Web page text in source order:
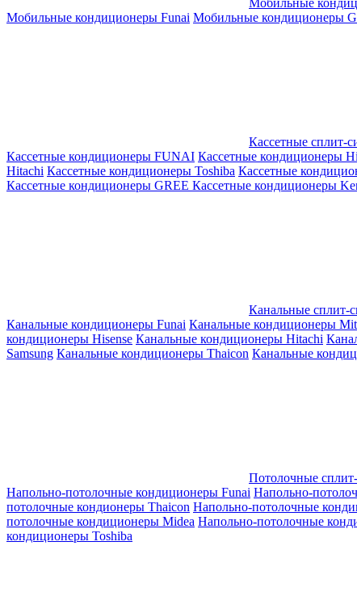
Мобильные
Мобильные кондиционеры Funai Мобильные кондиционеры
Кассетные сплит-
Кассетные кондиционеры FUNAI Кассетные кондиционеры
Hitachi Кассетные кондиционеры Toshiba Кассетные
Кассетные кондиционеры GREE Кассетные кондиционеры
Канальные сплит-
Канальные кондиционеры Funai Канальные кондиционеры
кондиционеры Hisense Канальные кондиционеры Hitachi
Samsung Канальные кондиционеры Thaicon Канальные
Потолочные
Напольно-потолочные кондиционеры Funai Напольно-
потолочные кондионеры Thaicon Напольно-потолочные
потолочные кондиционеры Midea Напольно-потолочные
кондиционеры Toshiba